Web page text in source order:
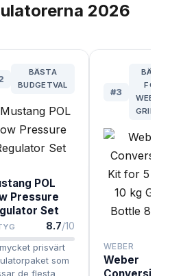
2026
BÄSTA
BUDGETVAL
POL
Pressure
Set
8.7/10
prisvärt
som
de flesta
#3
BÄST
FÖR
WEBER-
GRILLAR
WEBER
Weber